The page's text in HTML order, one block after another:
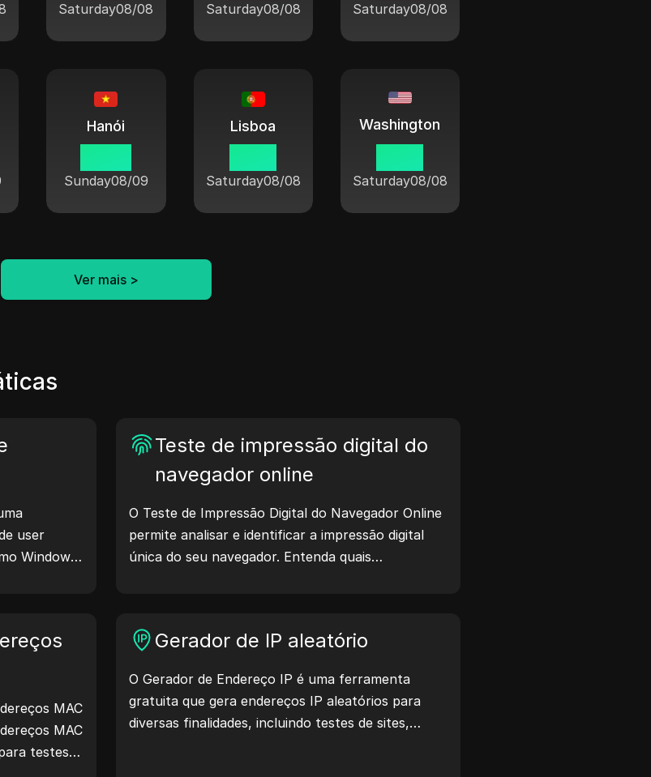
Saturday08/08 Saturday08/08 Saturday08/08
Hanói
Sunday08/09
Lisboa
Saturday08/08
Washington
Saturday08/08
Ver mais >
user
Windows,
e
seus
Teste de impressão digital do
navegador online
O Teste de Impressão Digital do Navegador Online
permite analisar e identificar a impressão digital
única do seu navegador. Entenda quais
MAC
MAC
testes
Gerador de IP aleatório
O Gerador de Endereço IP é uma ferramenta
gratuita que gera endereços IP aleatórios para
diversas finalidades, incluindo testes de sites,